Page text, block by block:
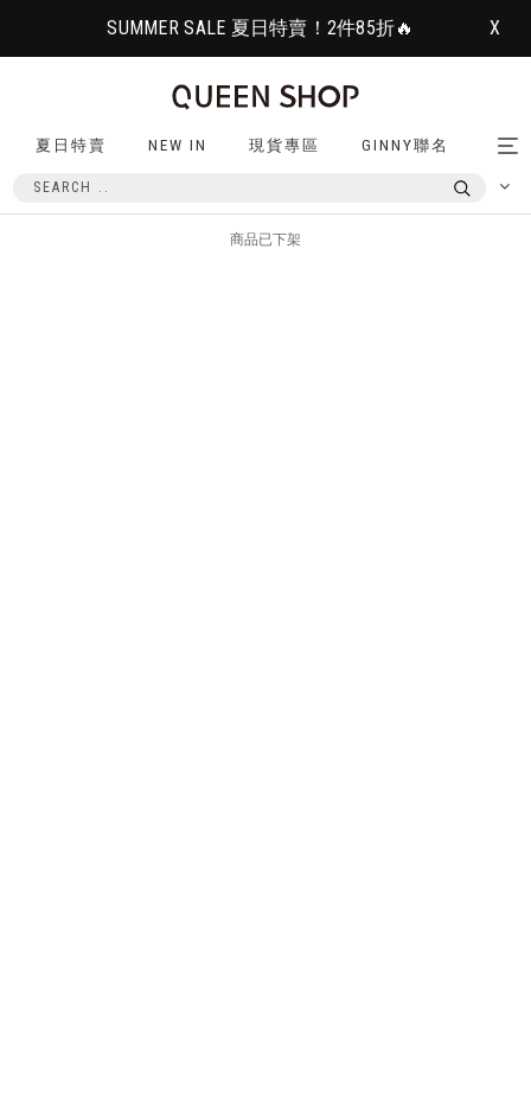
SUMMER SALE 夏日特賣！2件85折🔥 X
夏日特賣 NEW IN 現貨專區 GINNY聯名
商品已下架